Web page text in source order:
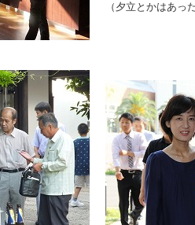
（夕立とかはあっ